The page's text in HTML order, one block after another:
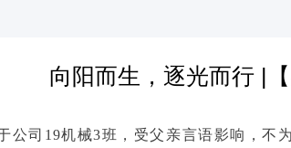
向阳而生，逐光而行 |【
公司19机械3班，受父亲言语影响，不